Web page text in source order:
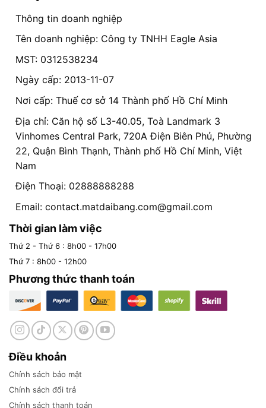
Thông tin doanh nghiệp
Tên doanh nghiệp: Công ty TNHH Eagle Asia
MST: 0312538234
Ngày cấp: 2013-11-07
Nơi cấp: Thuế cơ sở 14 Thành phố Hồ Chí Minh
Địa chỉ: Căn hộ số L3-40.05, Toà Landmark 3
Vinhomes Central Park, 720A Điện Biên Phủ, Phường
22, Quận Bình Thạnh, Thành phố Hồ Chí Minh, Việt
Nam
Điện Thoại: 02888888288
Email: contact.matdaibang.com@gmail.com
Thời gian làm việc
Thứ 2 - Thứ 6 : 8h00 - 17h00
Thứ 7 : 8h00 - 12h00
Phương thức thanh toán
Điều khoản
Chính sách bảo mật
Chính sách đổi trả
Chính sách thanh toán